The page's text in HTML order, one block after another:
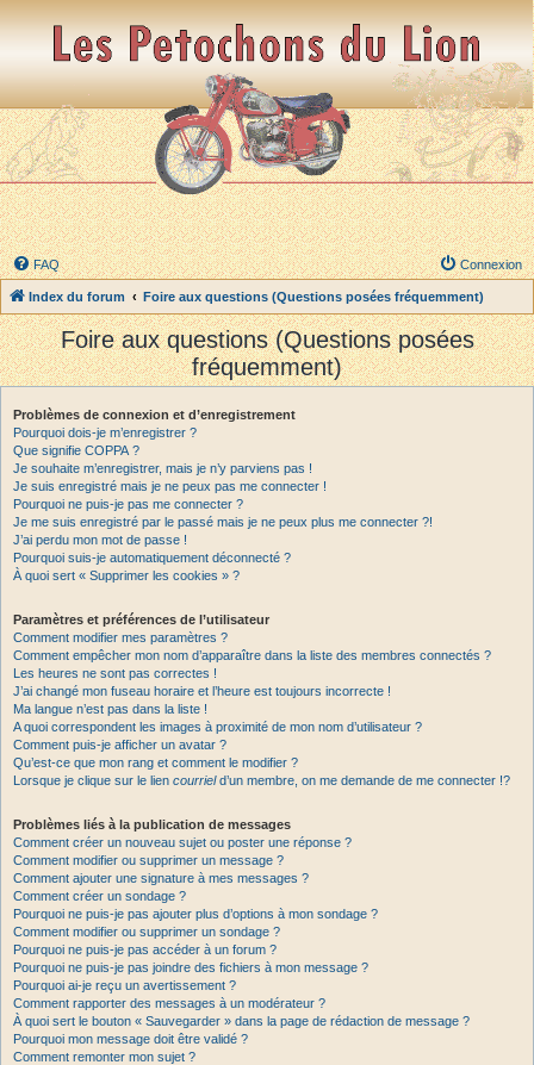
FAQ Connexion
Index du forum Foire aux questions (Questions posées fréquemment)
Foire aux questions (Questions posées
fréquemment)
Problèmes de connexion et d’enregistrement
Pourquoi dois-je m’enregistrer ?
Que signifie COPPA ?
Je souhaite m’enregistrer, mais je n’y parviens pas !
Je suis enregistré mais je ne peux pas me connecter !
Pourquoi ne puis-je pas me connecter ?
Je me suis enregistré par le passé mais je ne peux plus me connecter ?!
J’ai perdu mon mot de passe !
Pourquoi suis-je automatiquement déconnecté ?
À quoi sert « Supprimer les cookies » ?
Paramètres et préférences de l’utilisateur
Comment modifier mes paramètres ?
Comment empêcher mon nom d’apparaître dans la liste des membres connectés ?
Les heures ne sont pas correctes !
J’ai changé mon fuseau horaire et l’heure est toujours incorrecte !
Ma langue n’est pas dans la liste !
A quoi correspondent les images à proximité de mon nom d’utilisateur ?
Comment puis-je afficher un avatar ?
Qu’est-ce que mon rang et comment le modifier ?
Lorsque je clique sur le lien courrield’un membre, on me demande de me connecter !?
Problèmes liés à la publication de messages
Comment créer un nouveau sujet ou poster une réponse ?
Comment modifier ou supprimer un message ?
Comment ajouter une signature à mes messages ?
Comment créer un sondage ?
Pourquoi ne puis-je pas ajouter plus d’options à mon sondage ?
Comment modifier ou supprimer un sondage ?
Pourquoi ne puis-je pas accéder à un forum ?
Pourquoi ne puis-je pas joindre des fichiers à mon message ?
Pourquoi ai-je reçu un avertissement ?
Comment rapporter des messages à un modérateur ?
À quoi sert le bouton « Sauvegarder » dans la page de rédaction de message ?
Pourquoi mon message doit être validé ?
Comment remonter mon sujet ?